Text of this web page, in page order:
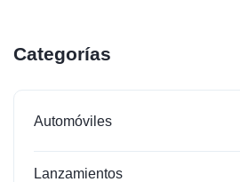
Categorías
Automóviles
Lanzamientos